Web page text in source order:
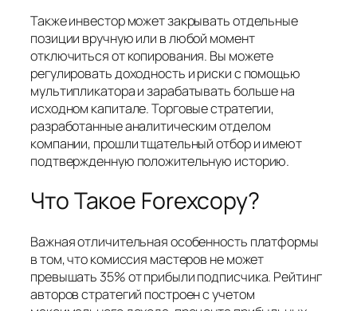
Также инвестор может закрывать отдельные
позиции вручную или в любой момент
отключиться от копирования. Вы можете
регулировать доходность и риски с помощью
мультипликатора и зарабатывать больше на
исходном капитале. Торговые стратегии,
разработанные аналитическим отделом
компании, прошли тщательный отбор и имеют
подтвержденную положительную историю.
Что Такое Forexcopy?
Важная отличительная особенность платформы
в том, что комиссия мастеров не может
превышать 35% от прибыли подписчика. Рейтинг
авторов стратегий построен с учетом